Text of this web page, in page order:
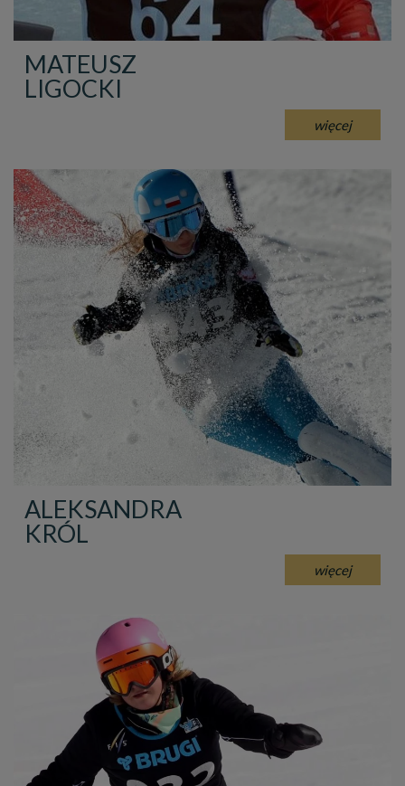
MATEUSZ
LIGOCKI
więcej
ALEKSANDRA
KRÓL
więcej